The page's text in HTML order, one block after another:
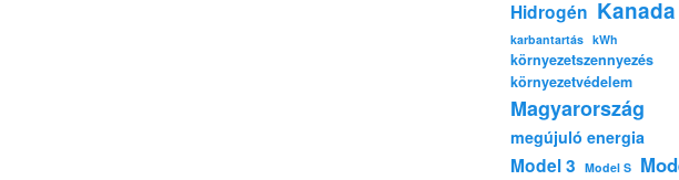
Hidrogén Kanada
karbantartás kWh
környezetszennyezés
környezetvédelem
Magyarország
megújuló energia
Model 3 Model S